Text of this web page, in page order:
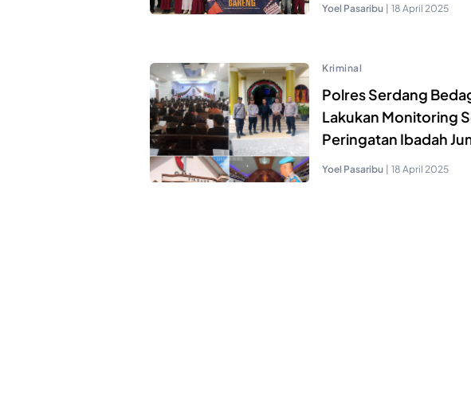
Yoel Pasaribu 18 April 2025
Kriminal
Polres Serdang
Lakukan Monitoring
Peringatan Ibadah
Yoel Pasaribu 18 April 2025